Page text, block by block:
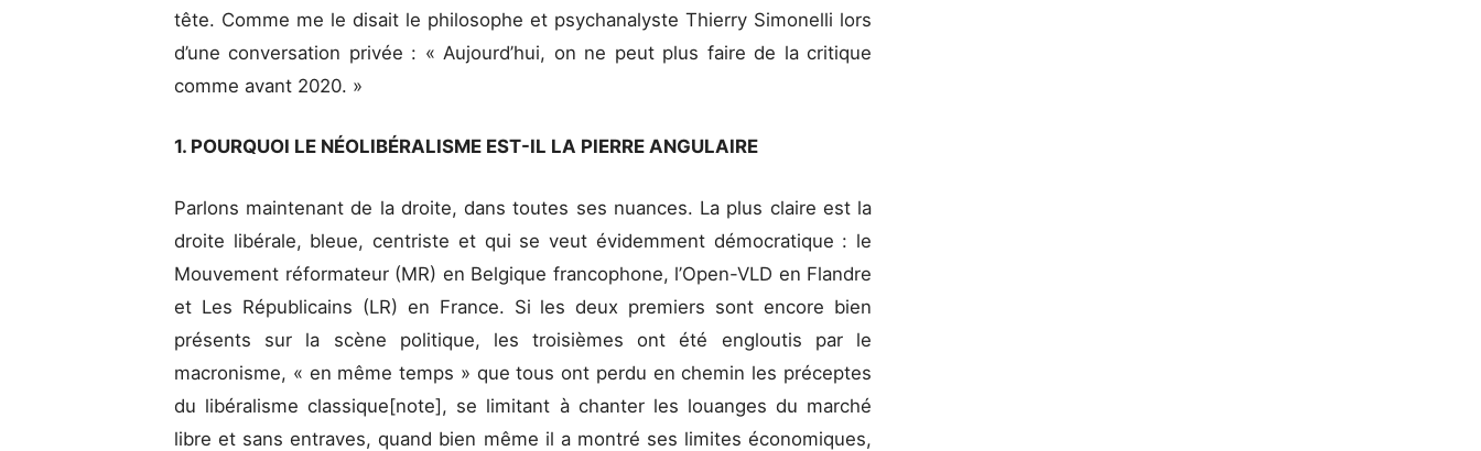
tête. Comme me le disait le philosophe et psychanalyste Thierry Simonelli lors
d’une conversation privée : « Aujourd’hui, on ne peut plus faire de la critique
comme avant 2020. »
1. POURQUOI LE NÉOLIBÉRALISME EST-IL LA PIERRE ANGULAIRE
Parlons maintenant de la droite, dans toutes ses nuances. La plus claire est la
droite libérale, bleue, centriste et qui se veut évidemment démocratique : le
Mouvement réformateur (MR) en Belgique francophone, l’Open-VLD en Flandre
et Les Républicains (LR) en France. Si les deux premiers sont encore bien
présents sur la scène politique, les troisièmes ont été engloutis par le
macronisme, « en même temps » que tous ont perdu en chemin les préceptes
du libéralisme classique[note], se limitant à chanter les louanges du marché
libre et sans entraves, quand bien même il a montré ses limites économiques,